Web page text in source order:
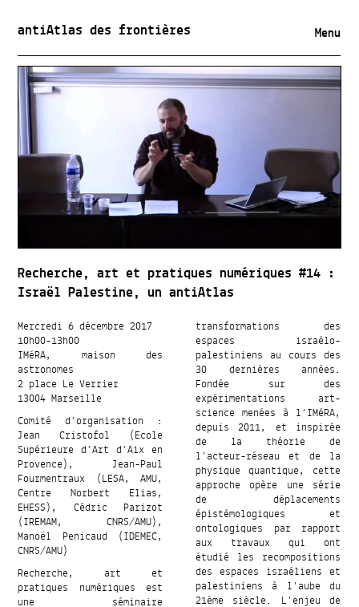
antiAtlas des frontières Menu
Recherche, art et pratiques numériques #14 :
Israël Palestine, un antiAtlas
Mercredi 6 décembre 2017
10h00-13h00
IMéRA, maison des
astronomes
2 place Le Verrier
13004 Marseille
Comité d’organisation :
Jean Cristofol (Ecole
Supérieure d’Art d’Aix en
Provence), Jean-Paul
Fourmentraux (LESA, AMU,
Centre Norbert Elias,
EHESS), Cédric Parizot
(IREMAM, CNRS/AMU),
Manoël Penicaud (IDEMEC,
CNRS/AMU)
Recherche, art et
pratiques numériques est
une séminaire
transformations des
espaces israélo-
palestiniens au cours des
30 dernières années.
Fondée sur des
expérimentations art-
science menées à l’IMéRA,
depuis 2011, et inspirée
de la théorie de
l’acteur-réseau et de la
physique quantique, cette
approche opère une série
de déplacements
épistémologiques et
ontologiques par rapport
aux travaux qui ont
étudié les recompositions
des espaces israéliens et
palestiniens à l’aube du
21ème siècle. L’enjeu de